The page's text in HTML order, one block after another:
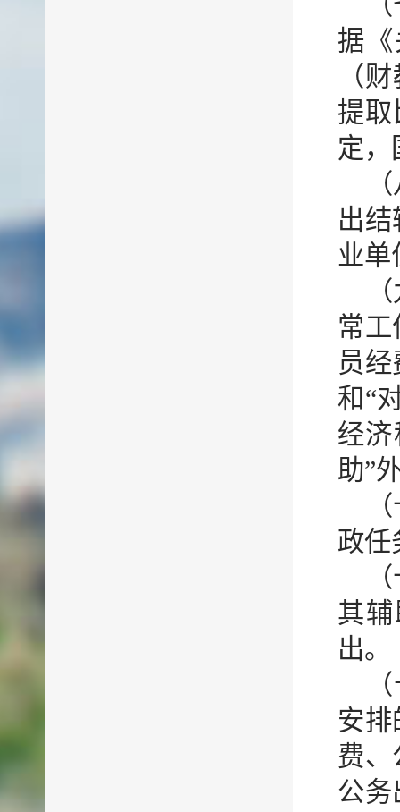
据
（
提取
定，
出
业单
常
员
和“
经
助”
政任
其
出。
安
费
公务